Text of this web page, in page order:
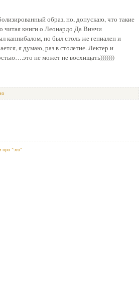
образ, но, допускаю, что такие
читая книги о Леонардо Да Винчи
каннибалом, но был столь же гениален и
я думаю, раз в столетие. Лектер и
не может не восхищать)))))))
про "это"